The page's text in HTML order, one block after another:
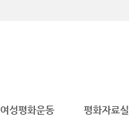
여성평화운동 평화자료실